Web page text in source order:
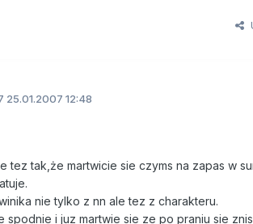
25.01.2007 12:48
tez tak,że martwicie sie czyms na zapas w
nie tylko z nn ale tez z charakteru.
spodnie i juz martwie sie ze po praniu sie